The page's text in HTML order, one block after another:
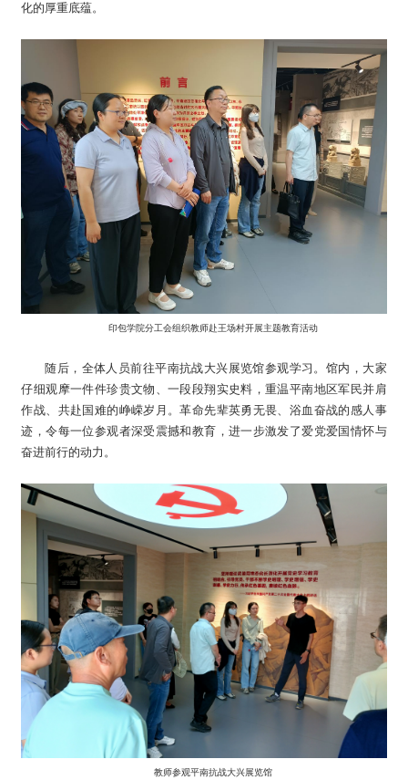
化的厚重底蕴。
印包学院分工会组织教师赴王场村开展主题教育活动
随后，全体人员前往平南抗战大兴展览馆参观学习。馆内，大家
仔细观摩一件件珍贵文物、一段段翔实史料，重温平南地区军民并肩
作战、共赴国难的峥嵘岁月。革命先辈英勇无畏、浴血奋战的感人事
迹，令每一位参观者深受震撼和教育，进一步激发了爱党爱国情怀与
奋进前行的动力。
教师参观平南抗战大兴展览馆